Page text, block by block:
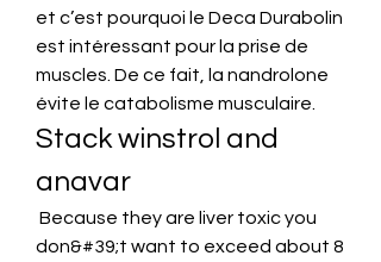
et c’est pourquoi le Deca Durabolin
est intéressant pour la prise de
muscles. De ce fait, la nandrolone
évite le catabolisme musculaire.
Stack winstrol and
anavar
don&#39;t want to exceed about 8